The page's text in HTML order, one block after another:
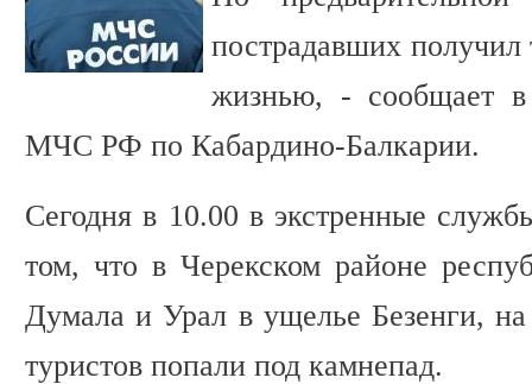
пострадавших
жизнью, - сообщает
МЧС РФ по Кабардино-Балкарии.
Сегодня в 10.00 в экстренные
том, что в Черекском районе
Думала и Урал в ущелье Безенги,
туристов попали под камнепад.